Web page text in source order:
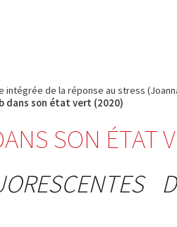
intégrée de la réponse au stress
dans son état vert (2020)
SON ÉTAT